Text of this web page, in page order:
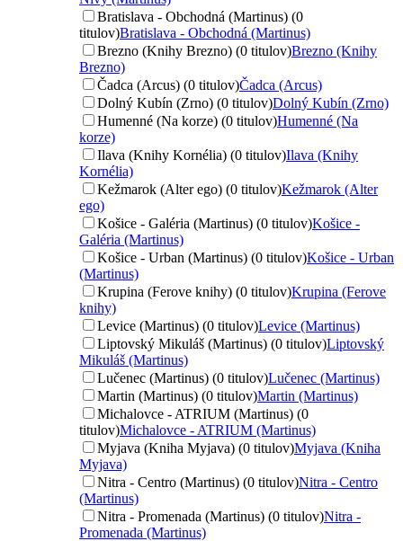
Bratislava - Obchodná (Martinus) (0
titulov)Bratislava - Obchodná (Martinus)
Brezno (Knihy Brezno) (0 titulov)Brezno (Knihy
Brezno)
Čadca (Arcus) (0 titulov)Čadca (Arcus)
Dolný Kubín (Zrno) (0 titulov)Dolný Kubín (Zrno)
Humenné (Na korze) (0 titulov)Humenné (Na
korze)
Ilava (Knihy Kornélia) (0 titulov)Ilava (Knihy
Kornélia)
Kežmarok (Alter ego) (0 titulov)Kežmarok (Alter
ego)
Košice - Galéria (Martinus) (0 titulov)Košice -
Galéria (Martinus)
Košice - Urban (Martinus) (0 titulov)Košice - Urban
(Martinus)
Krupina (Ferove knihy) (0 titulov)Krupina (Ferove
knihy)
Levice (Martinus) (0 titulov)Levice (Martinus)
Liptovský Mikuláš (Martinus) (0 titulov)Liptovský
Mikuláš (Martinus)
Lučenec (Martinus) (0 titulov)Lučenec (Martinus)
Martin (Martinus) (0 titulov)Martin (Martinus)
Michalovce - ATRIUM (Martinus) (0
titulov)Michalovce - ATRIUM (Martinus)
Myjava (Kniha Myjava) (0 titulov)Myjava (Kniha
Myjava)
Nitra - Centro (Martinus) (0 titulov)Nitra - Centro
(Martinus)
Nitra - Promenada (Martinus) (0 titulov)Nitra -
Promenada (Martinus)